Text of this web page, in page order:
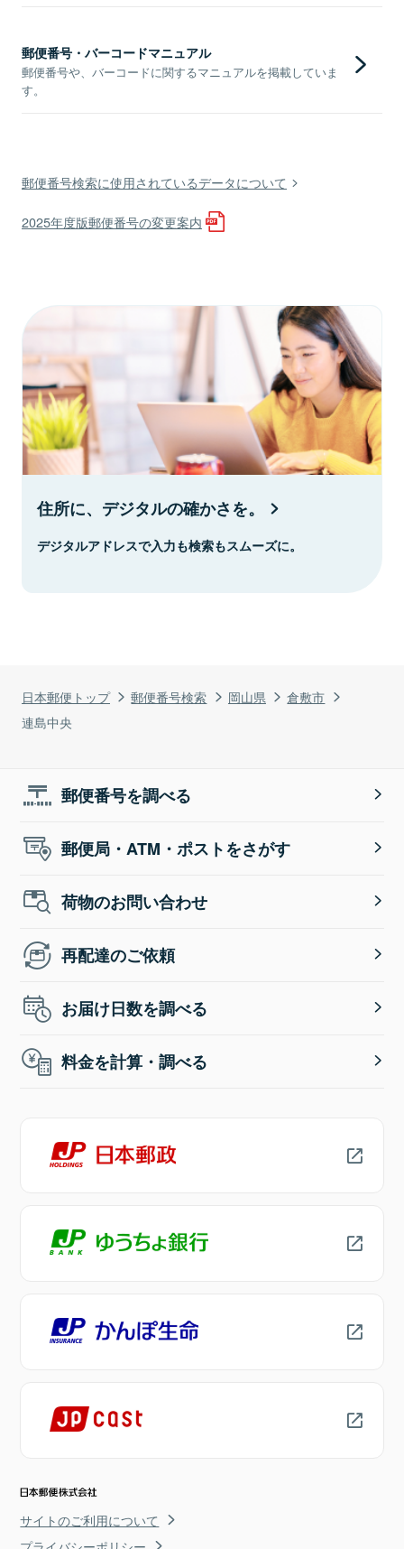
日本郵便トップ 郵便番号検索 岡山県
倉敷市
連島中央
郵便番号・バーコードマニュアル
郵便番号や、バーコードに関するマニュアルを掲載していま
す。
郵便番号検索に使用されているデータについて
2025年度版郵便番号の変更案内
住所に、デジタルの確かさを。
デジタルアドレスで入力も検索もスムーズに。
郵便番号を調べる
郵便局・ATM・ポストをさがす
荷物のお問い合わせ
再配達のご依頼
お届け日数を調べる
料金を計算・調べる
サイトのご利用について